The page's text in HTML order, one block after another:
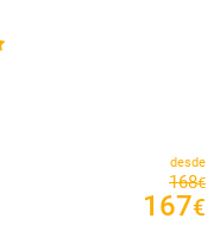
desde
168€
167€